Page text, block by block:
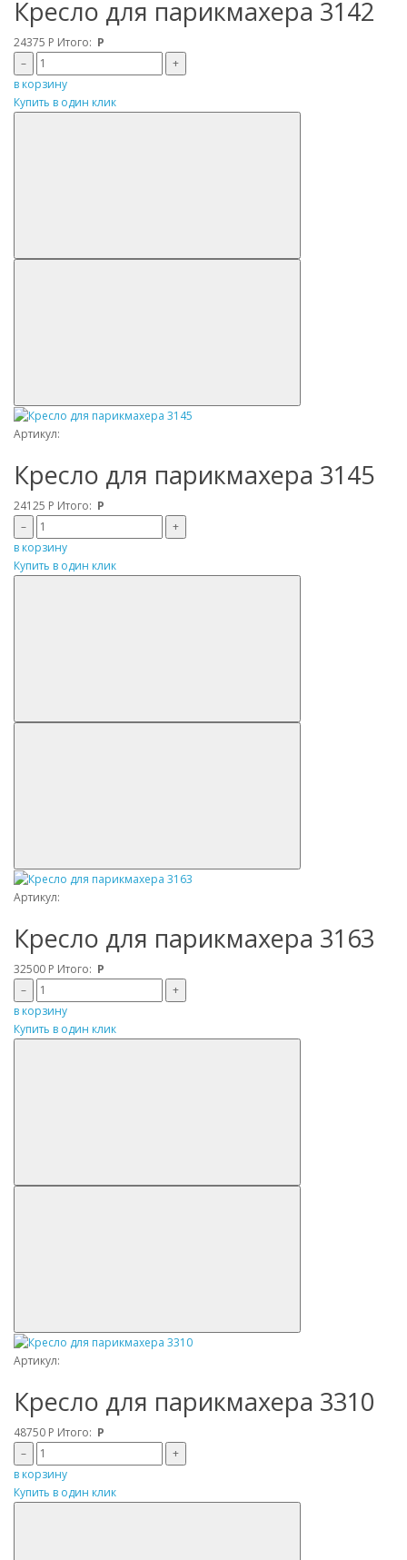
Кресло для парикмахера 3142
24375 Р Итого: Р
–
+
в корзину
Купить в один клик
Артикул:
Кресло для парикмахера 3145
24125 Р Итого: Р
–
+
в корзину
Купить в один клик
Артикул:
Кресло для парикмахера 3163
32500 Р Итого: Р
–
+
в корзину
Купить в один клик
Артикул:
Кресло для парикмахера 3310
48750 Р Итого: Р
–
+
в корзину
Купить в один клик